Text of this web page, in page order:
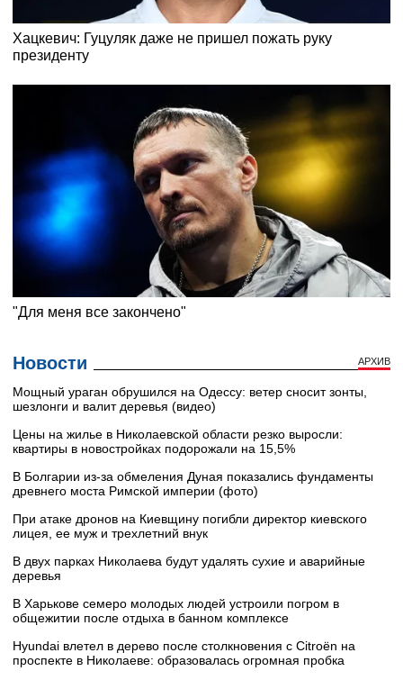
Новости АРХИВ
Мощный ураган обрушился на Одессу: ветер сносит зонты,
шезлонги и валит деревья (видео)
Цены на жилье в Николаевской области резко выросли:
квартиры в новостройках подорожали на 15,5%
В Болгарии из-за обмеления Дуная показались фундаменты
древнего моста Римской империи (фото)
При атаке дронов на Киевщину погибли директор киевского
лицея, ее муж и трехлетний внук
В двух парках Николаева будут удалять сухие и аварийные
деревья
В Харькове семеро молодых людей устроили погром в
общежитии после отдыха в банном комплексе
Hyundai влетел в дерево после столкновения с Citroën на
проспекте в Николаеве: образовалась огромная пробка